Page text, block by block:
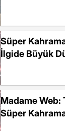
Süper
İlgide Büyük
Madame Web:
Süper